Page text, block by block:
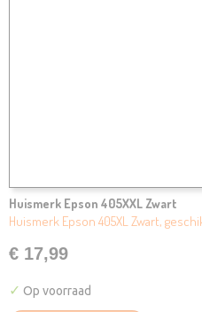
Huismerk Epson 405XXL Zwart
Huismerk Epson 405XL Zwart,
€ 17,99
✓ Op voorraad